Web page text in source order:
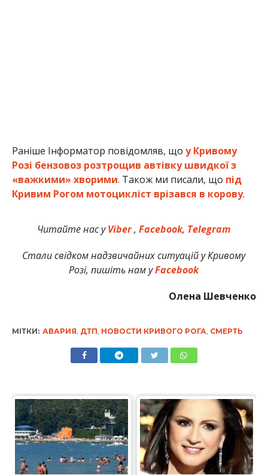
Раніше Інформатор повідомляв, що у Кривому
Розі бензовоз розтрощив автівку швидкої з
«важкими» хворими. Також ми писали, що під
Кривим Рогом мотоцикліст врізався в корову.
Читайте нас уViber,Facebook, Telegram
Стали свідком надзвичайних ситуацій у Кривому
Розі, пишіть нам уFacebook
Олена Шевченко
МІТКИ: АВАРИЯ ДТП НОВОСТИ КРИВОГО РОГА СМЕРТЬ